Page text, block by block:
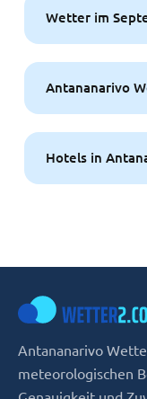
Wetter im
Antananarivo
Hotels in
Antananarivo
meteorologischen